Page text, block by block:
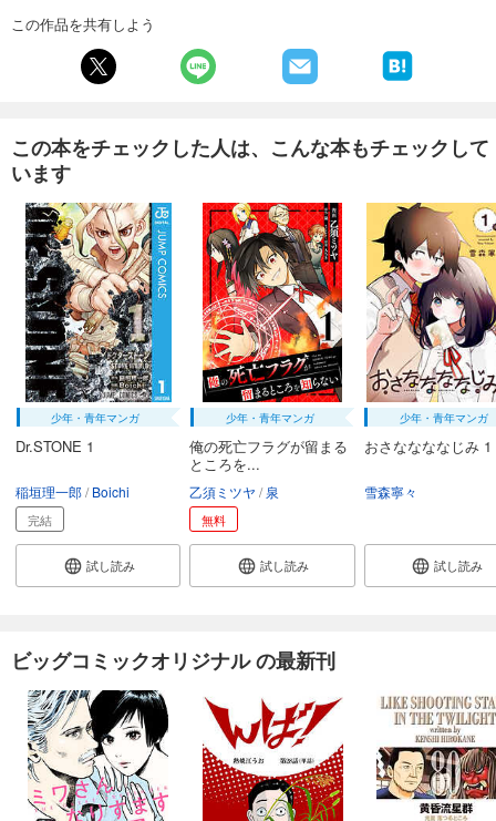
この作品を共有しよう
この本をチェックした人は、こんな本もチェックして
います
少年・青年マンガ
Dr.STONE 1
稲垣理一郎 Boichi
完結
試し読み
少年・青年マンガ
俺の死亡フラグが留まる
ところを...
乙須ミツヤ 泉
無料
試し読み
少年・青年マンガ
おさななななじみ 1
雪森寧々
試し読み
ビッグコミックオリジナル の最新刊